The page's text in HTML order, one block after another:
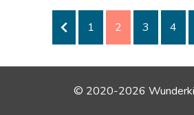
1 2 3 4
© 2020-2026